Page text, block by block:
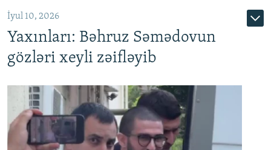
İyul 10, 2026
Yaxınları: Bəhruz Səmədovun
gözləri xeyli zəifləyib